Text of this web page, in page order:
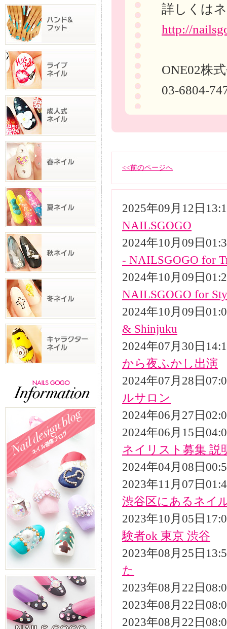
詳しくは
http://
ONE02株
03-6804-
<<前のページへ
2025年09月12日
NAILSGOGO
2024年10月09日
- NAILSGOGO for
2024年10月09日
NAILSGOGO for
2024年10月09日
& Shinjuku
2024年07月30日
から夜ふかし出演
2024年07月28日
ルサロン
2024年06月27日
2024年06月15日
ネイリスト募集 説
2024年04月08日
2023年11月07日
渋谷区にあるネイ
2023年10月05日
験者ok 東京 渋谷
2023年08月25日
た
2023年08月22日
2023年08月22日
2023年08月22日